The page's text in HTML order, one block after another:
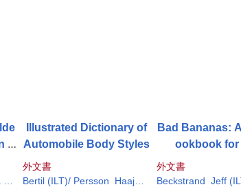
H
Yaniv (ILT)
Illustrated Dictionary of
Automobile Body Styles
外文書
Bertil (ILT)/ Persson Haajanen Jorgen (ILT)/
Bad Bananas:
ookbook for
外文書
Beckstrand Jeff (